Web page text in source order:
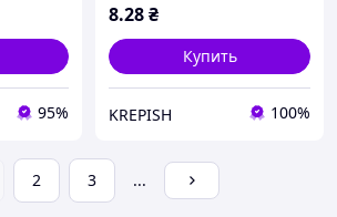
95%
8.28₴
Купить
KREPISH 100%
2 3 ...